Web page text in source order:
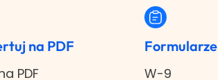
na PDF
PDF
Formularze
W-9